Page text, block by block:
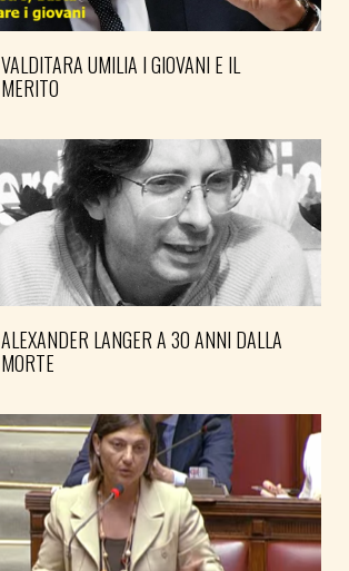
VALDITARA UMILIA I GIOVANI E IL
MERITO
ALEXANDER LANGER A 30 ANNI DALLA
MORTE